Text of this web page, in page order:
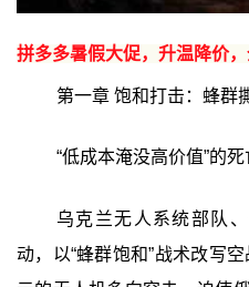
拼多多暑假大促，升温降价
第一章 饱和打击：蜂群
“低成本淹没高价值”的
乌克兰无人系统部队
动，以“蜂群饱和”战术改写